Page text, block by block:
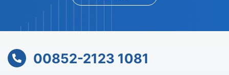
00852-2123 1081